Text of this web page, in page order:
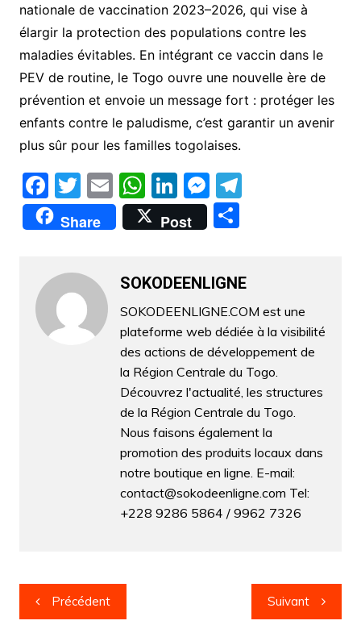
nationale de vaccination 2023–2026, qui vise à
élargir la protection des populations contre les
maladies évitables. En intégrant ce vaccin dans le
PEV de routine, le Togo ouvre une nouvelle ère de
prévention et envoie un message fort : protéger les
enfants contre le paludisme, c’est garantir un avenir
plus sûr pour les familles togolaises.
F
a
c
b
o
o
T
w
itt
E
m
ai
W
h
at
A
p
p
Li
n
k
dI
n
M
e
s
e
n
g
er
T
a
m
Share Post
P
g
er
SOKODEENLIGNE
SOKODEENLIGNE.COM est une
plateforme web dédiée à la visibilité
des actions de développement de
la Région Centrale du Togo.
Découvrez l'actualité, les structures
de la Région Centrale du Togo.
Nous faisons également la
promotion des produits locaux dans
notre boutique en ligne. E-mail:
contact@sokodeenligne.com Tel:
+228 9286 5864 / 9962 7326
Navigation
de
Précédent Suivant